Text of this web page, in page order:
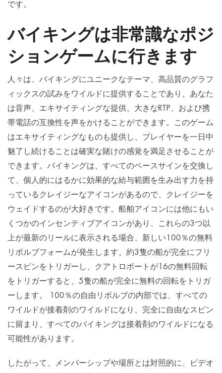
です。
バイキングは非常識なポジ
ションゲームに行きます
人々は、バイキングにユニークなテーマ、高品質のグラフ
ィックスの試みをワイルドに提供することであり、あなた
は音声、エキサイティングな提供、大きなRTP、および携
帯電話の互換性を声をかけることができます。このゲーム
はエキサイティングなものも提供し、プレイヤーを一日中
魅了し続けることは確実な賭けの感覚を満足させることが
できます。バイキングは、すべてのベースサインを交換し
て、個人的にはるかに効果的な給与範囲を生み出す力を持
っているクレイジーなアイコンがあるので、クレイジーを
ウェイドするのが大好きです。船舶アイコンには他にもい
くつかのインセンティブアイコンがあり、これらの3つ以
上が最新のリールに表示される場合、新しい100％の無料
リボルブフォームが発生します。約3隻の船が完全にフリ
ースピンをトリガーし、クアトロボートが16の無料回転
をトリガーすると、5隻の船が完全に無料の回転をトリガ
ーします。 100％の自由リボルブの内部では、すべての
ワイルドが接着剤のワイルドになり、完全に自由なスピン
に留まり、すべてのバイキングは接着剤のワイルドになる
可能性があります。
したがって、メンバーシップや場所とは対照的に、ビデオ